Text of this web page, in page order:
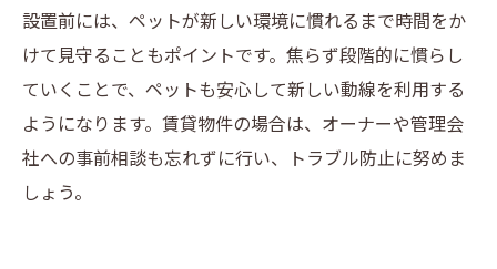
設置前には、ペットが新しい環境に慣れるまで時間をか
けて見守ることもポイントです。焦らず段階的に慣らし
ていくことで、ペットも安心して新しい動線を利用する
ようになります。賃貸物件の場合は、オーナーや管理会
社への事前相談も忘れずに行い、トラブル防止に努めま
しょう。